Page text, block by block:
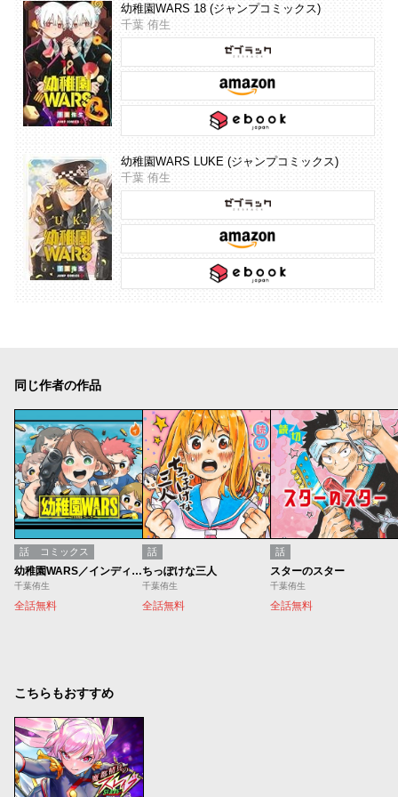
幼稚園WARS 18 (ジャンプコミックス)
千葉 侑生
幼稚園WARS LUKE (ジャンプコミックス)
千葉 侑生
同じ作者の作品
話 コミックス
幼稚園WARS／インディーズ版
千葉侑生
全話無料
話
ちっぽけな三人
千葉侑生
全話無料
話
スターのスター
千葉侑生
全話無料
こちらもおすすめ